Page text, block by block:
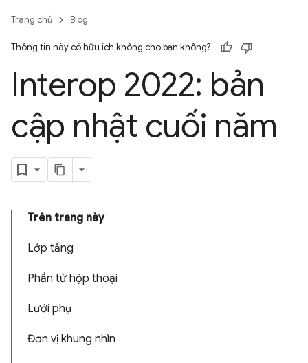
Trang chủ Blog
Thông tin này có hữu ích không cho bạn không?
Interop 2022: bản
cập nhật cuối năm
Trên trang này
Lớp tầng
Phần tử hộp thoại
Lưới phụ
Đơn vị khung nhìn